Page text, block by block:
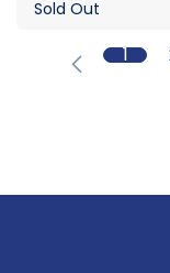
Sold Out
1